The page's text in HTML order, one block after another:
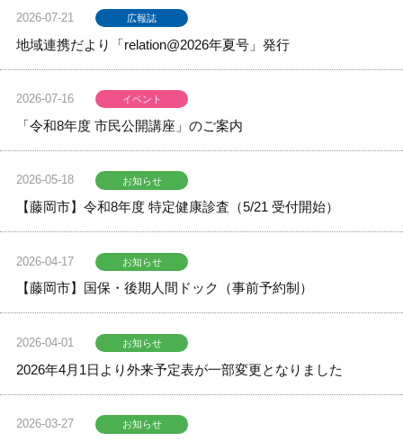
2026-07-21 広報誌
地域連携だより「relation@2026年夏号」発行
2026-07-16 イベント
「令和8年度 市民公開講座」のご案内
2026-05-18 お知らせ
【藤岡市】令和8年度 特定健康診査（5/21 受付開始）
2026-04-17 お知らせ
【藤岡市】国保・後期人間ドック（事前予約制）
2026-04-01 お知らせ
2026年4月1日より外来予定表が一部変更となりました
2026-03-27 お知らせ